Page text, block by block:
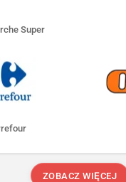
Super
ZOBACZ WIĘCEJ